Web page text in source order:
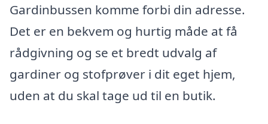
Gardinbussen komme forbi din adresse.
Det er en bekvem og hurtig måde at få
rådgivning og se et bredt udvalg af
gardiner og stofprøver i dit eget hjem,
uden at du skal tage ud til en butik.